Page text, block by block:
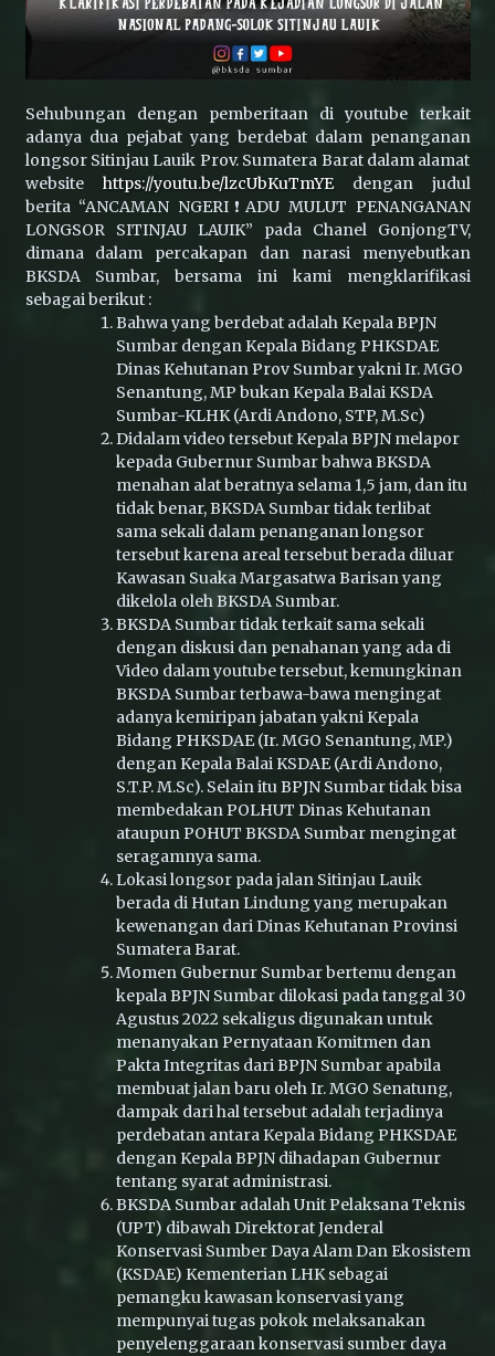
BKSDA Sumbar Tangani Konflik Beruang Madu
yang Resahkan Warga di Lubuk Sikaping
Wujud Akuntabilitas: Transparansi Kinerja
untuk Alam Sumatera Barat
Lemas di Dekat Trafo, Satwa Lutung di Pasar
Usang Berhasil Dievakuasi BKSDA Sumbar
Konflik Satwa di Sijunjung: Beruang Madu
Masuk Perkebunan, Petugas Lakukan
BKSDA dan COP Pasang Kandang Jebak untuk
Tangani Interaksi Beruang Madu di Nagari
Sinuruik
Sehubungan dengan pemberitaan di youtube terkait
adanya dua pejabat yang berdebat dalam penanganan
longsor Sitinjau Lauik Prov. Sumatera Barat dalam alamat
website https://youtu.be/lzcUbKuTmYEdengan judul
berita “ANCAMAN NGERI❗ADU MULUT PENANGANAN
LONGSOR SITINJAU LAUIK” pada Chanel GonjongTV,
dimana dalam percakapan dan narasi menyebutkan
BKSDA Sumbar, bersama ini kami mengklarifikasi
sebagai berikut :
Bahwa yang berdebat adalah Kepala BPJN
Sumbar dengan Kepala Bidang PHKSDAE
Dinas Kehutanan Prov Sumbar yakni Ir. MGO
Senantung, MP bukan Kepala Balai KSDA
Sumbar-KLHK (Ardi Andono, STP, M.Sc)
Didalam video tersebut Kepala BPJN melapor
kepada Gubernur Sumbar bahwa BKSDA
menahan alat beratnya selama 1,5 jam, dan itu
tidak benar, BKSDA Sumbar tidak terlibat
sama sekali dalam penanganan longsor
tersebut karena areal tersebut berada diluar
Kawasan Suaka Margasatwa Barisan yang
dikelola oleh BKSDA Sumbar.
BKSDA Sumbar tidak terkait sama sekali
dengan diskusi dan penahanan yang ada di
Video dalam youtube tersebut, kemungkinan
BKSDA Sumbar terbawa-bawa mengingat
adanya kemiripan jabatan yakni Kepala
Bidang PHKSDAE (Ir. MGO Senantung, MP.)
dengan Kepala Balai KSDAE (Ardi Andono,
S.T.P. M.Sc). Selain itu BPJN Sumbar tidak bisa
membedakan POLHUT Dinas Kehutanan
ataupun POHUT BKSDA Sumbar mengingat
seragamnya sama.
Lokasi longsor pada jalan Sitinjau Lauik
berada di Hutan Lindung yang merupakan
kewenangan dari Dinas Kehutanan Provinsi
Sumatera Barat.
Momen Gubernur Sumbar bertemu dengan
kepala BPJN Sumbar dilokasi pada tanggal 30
Agustus 2022 sekaligus digunakan untuk
menanyakan Pernyataan Komitmen dan
Pakta Integritas dari BPJN Sumbar apabila
membuat jalan baru oleh Ir. MGO Senatung,
dampak dari hal tersebut adalah terjadinya
perdebatan antara Kepala Bidang PHKSDAE
dengan Kepala BPJN dihadapan Gubernur
tentang syarat administrasi.
BKSDA Sumbar adalah Unit Pelaksana Teknis
(UPT) dibawah Direktorat Jenderal
Konservasi Sumber Daya Alam Dan Ekosistem
(KSDAE) Kementerian LHK sebagai
pemangku kawasan konservasi yang
mempunyai tugas pokok melaksanakan
penyelenggaraan konservasi sumber daya